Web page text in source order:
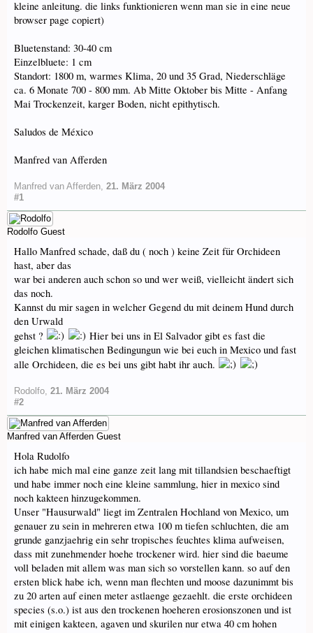
kleine anleitung. die links funktionieren wenn man sie in eine neue
browser page copiert)
Bluetenstand: 30-40 cm
Einzelbluete: 1 cm
Standort: 1800 m, warmes Klima, 20 und 35 Grad, Niederschläge
ca. 6 Monate 700 - 800 mm. Ab Mitte Oktober bis Mitte - Anfang
Mai Trockenzeit, karger Boden, nicht epithytisch.
Saludos de México
Manfred van Afferden
Manfred van Afferden, 21. März 2004
#1
Rodolfo Guest
Hallo Manfred schade, daß du ( noch ) keine Zeit für Orchideen
hast, aber das
war bei anderen auch schon so und wer weiß, vielleicht ändert sich
das noch.
Kannst du mir sagen in welcher Gegend du mit deinem Hund durch
den Urwald
gehst ?
Hier bei uns in El Salvador gibt es fast die
gleichen klimatischen Bedingungun wie bei euch in Mexico und fast
alle Orchideen, die es bei uns gibt habt ihr auch.
Rodolfo, 21. März 2004
#2
Manfred van Afferden Guest
Hola Rudolfo
ich habe mich mal eine ganze zeit lang mit tillandsien beschaeftigt
und habe immer noch eine kleine sammlung, hier in mexico sind
noch kakteen hinzugekommen.
Unser "Hausurwald" liegt im Zentralen Hochland von Mexico, um
genauer zu sein in mehreren etwa 100 m tiefen schluchten, die am
grunde ganzjaehrig ein sehr tropisches feuchtes klima aufweisen,
dass mit zunehmender hoehe trockener wird. hier sind die baeume
voll beladen mit allem was man sich so vorstellen kann. so auf den
ersten blick habe ich, wenn man flechten und moose dazunimmt bis
zu 20 arten auf einen meter astlaenge gezaehlt. die erste orchideen
species (s.o.) ist aus den trockenen hoeheren erosionszonen und ist
mit einigen kakteen, agaven und skurilen nur etwa 40 cm hohen